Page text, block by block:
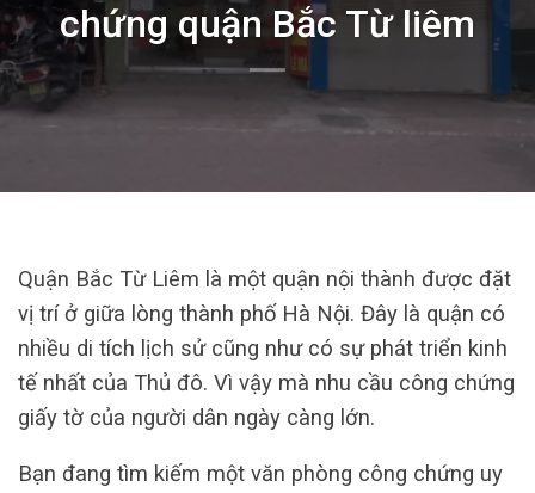
chứng quận Bắc Từ liêm
Quận Bắc Từ Liêm là một quận nội thành được đặt
vị trí ở giữa lòng thành phố Hà Nội. Đây là quận có
nhiều di tích lịch sử cũng như có sự phát triển kinh
tế nhất của Thủ đô. Vì vậy mà nhu cầu công chứng
giấy tờ của người dân ngày càng lớn.
Bạn đang tìm kiếm một văn phòng công chứng uy